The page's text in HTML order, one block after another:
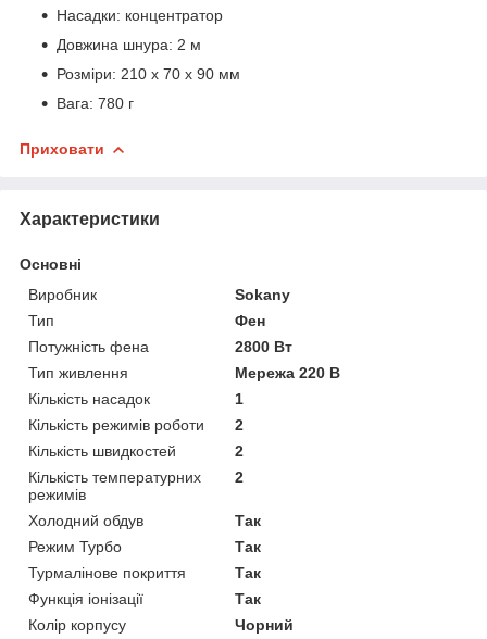
Насадки: концентратор
Довжина шнура: 2 м
Розміри: 210 x 70 x 90 мм
Вага: 780 г
Приховати
Характеристики
Основні
Виробник
Sokany
Тип
Фен
Потужність фена
2800 Вт
Тип живлення
Мережа 220 В
Кількість насадок
1
Кількість режимів роботи
2
Кількість швидкостей
2
Кількість температурних
режимів
2
Холодний обдув
Так
Режим Турбо
Так
Турмалінове покриття
Так
Функція іонізації
Так
Колір корпусу
Чорний